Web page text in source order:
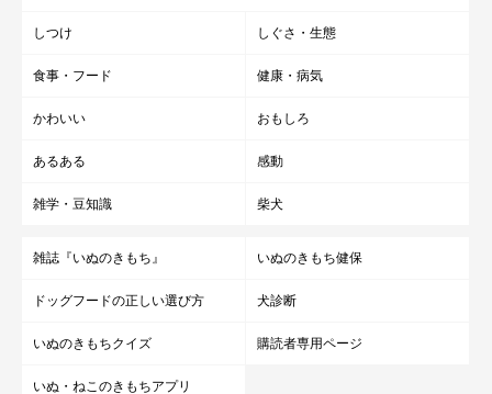
しつけ しぐさ・生態
食事・フード 健康・病気
かわいい おもしろ
あるある 感動
雑学・豆知識 柴犬
雑誌『いぬのきもち』 いぬのきもち健保
ドッグフードの正しい選び方 犬診断
いぬのきもちクイズ 購読者専用ページ
いぬ・ねこのきもちアプリ